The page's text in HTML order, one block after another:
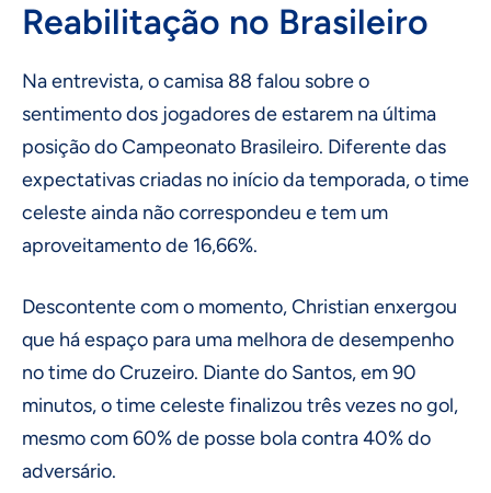
Reabilitação no Brasileiro
Na entrevista, o camisa 88 falou sobre o
sentimento dos jogadores de estarem na última
posição do Campeonato Brasileiro. Diferente das
expectativas criadas no início da temporada, o time
celeste ainda não correspondeu e tem um
aproveitamento de 16,66%.
Descontente com o momento, Christian enxergou
que há espaço para uma melhora de desempenho
no time do Cruzeiro. Diante do Santos, em 90
minutos, o time celeste finalizou três vezes no gol,
mesmo com 60% de posse bola contra 40% do
adversário.